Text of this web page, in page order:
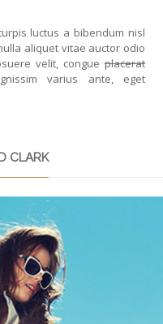
luctus a bibendum nisl
aliquet vitae auctor odio
velit, congue placerat
varius ante, eget
CLARK